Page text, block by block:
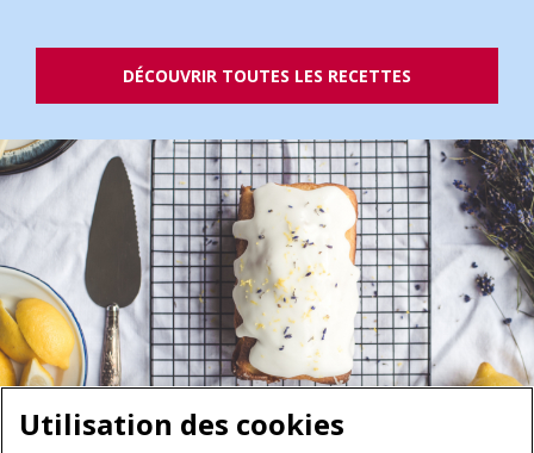
DÉCOUVRIR TOUTES LES RECETTES
Utilisation des cookies